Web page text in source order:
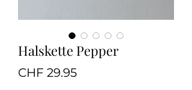
Halskette Pepper
CHF 29.95Preis